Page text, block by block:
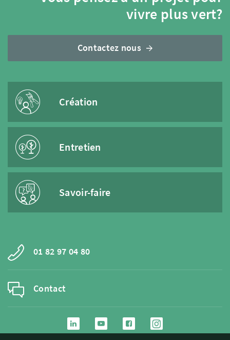
vivre plus vert?
Contactez nous
Création
Entretien
Savoir-faire
01 82 97 04 80
Contact